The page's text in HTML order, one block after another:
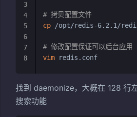
# 拷贝配置文件
cp /opt/redis-6.2.1/
# 修改配置保证可以后台应用
vim
3
4
5
6
7
8
找到 daemonize，大概在 128 行
搜索功能